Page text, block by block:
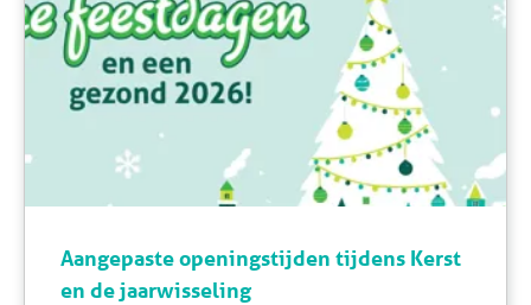
Aangepaste openingstijden tijdens Kerst
en de jaarwisseling